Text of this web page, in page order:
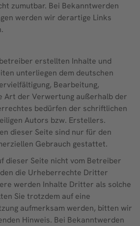
zumutbar. Bei Bekanntwerden
werden wir derartige Links
erstellten Inhalte und
unterliegen dem deutschen
Bearbeitung,
Art der Verwertung außerhalb der
bedürfen der schriftlichen
Autors bzw. Erstellers.
dieser Seite sind nur für den
Gebrauch gestattet.
dieser Seite nicht vom Betreiber
die Urheberrechte Dritter
werden Inhalte Dritter als solche
Sie trotzdem auf eine
aufmerksam werden, bitten wir
Hinweis. Bei Bekanntwerden